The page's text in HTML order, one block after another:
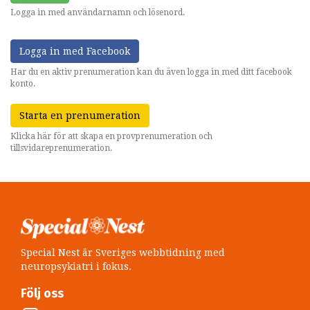
Logga in med användarnamn och lösenord.
Logga in med Facebook
Har du en aktiv prenumeration kan du även logga in med ditt facebook
konto.
Starta en prenumeration
Klicka här för att skapa en provprenumeration och
tillsvidareprenumeration.
Special Nest är Sveriges webbtidning med
neuropsykiatri i fokus.
Följ oss